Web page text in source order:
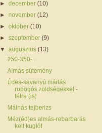
►december(10)
►november(12)
►október(10)
►szeptember(9)
▼augusztus(13)
250-350-...
Almás sütemény
Édes-savanyú mártás
ropogós zöldségekkel -
télre (is)
Málnás tejberizs
Méz(éd)es almás-rebarbarás
kelt kuglóf